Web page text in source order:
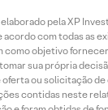
pela XP
acordo com todas as
como objetivo
sua própria
ou solicitação de
contidas neste